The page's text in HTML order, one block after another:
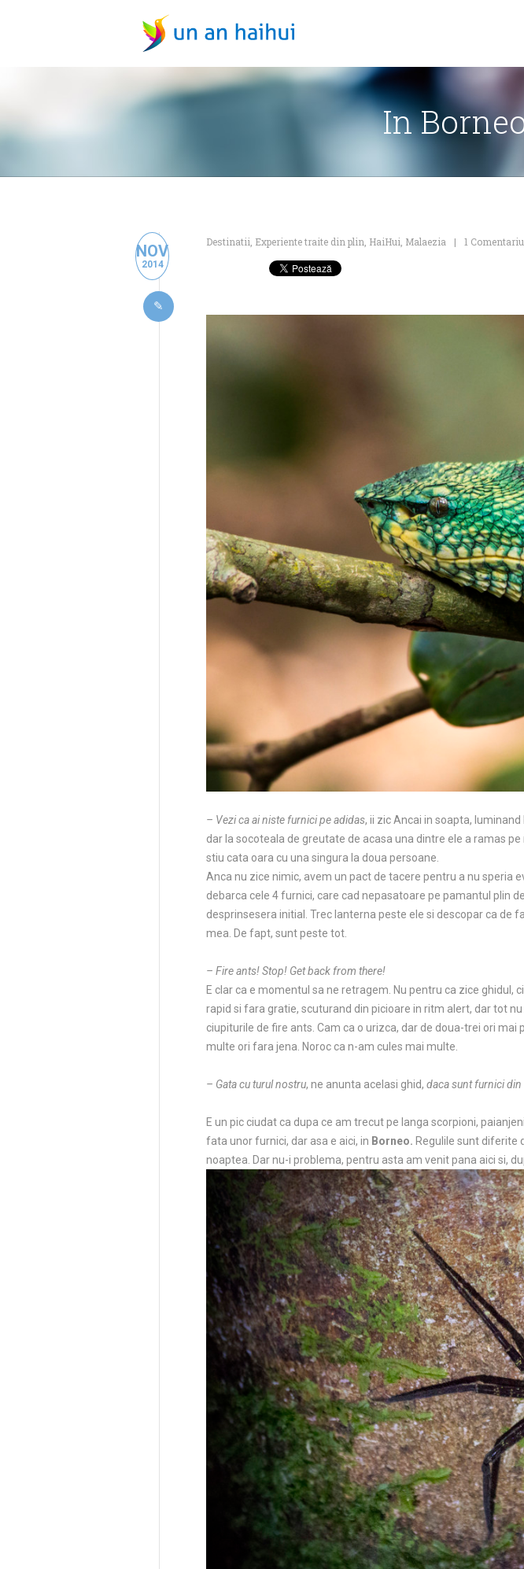
In
NOV
2014
Destinatii Experiente traite din plin HaiHui Malaezia 1 Comentariu
– Vezi ca ai niste furnici pe adidas, ii zic Ancai in soapta,
dar la socoteala de greutate de acasa una dintre ele a ramas
stiu cata oara cu una singura la doua persoane.
Anca nu zice nimic, avem un pact de tacere pentru a nu speria
debarca cele 4 furnici, care cad nepasatoare pe pamantul plin
desprinsesera initial. Trec lanterna peste ele si descopar ca de
mea. De fapt, sunt peste tot.
– Fire ants! Stop! Get back from there!
E clar ca e momentul sa ne retragem. Nu pentru ca zice ghidul,
rapid si fara gratie, scuturand din picioare in ritm alert, dar tot
ciupiturile de fire ants. Cam ca o urizca, dar de doua-trei ori
multe ori fara jena. Noroc ca n-am cules mai multe.
– Gata cu turul nostru, ne anunta acelasi ghid, daca sunt furnici din
E un pic ciudat ca dupa ce am trecut pe langa scorpioni,
fata unor furnici, dar asa e aici, in Borneo. Regulile sunt diferite
noaptea. Dar nu-i problema, pentru asta am venit pana aici si,